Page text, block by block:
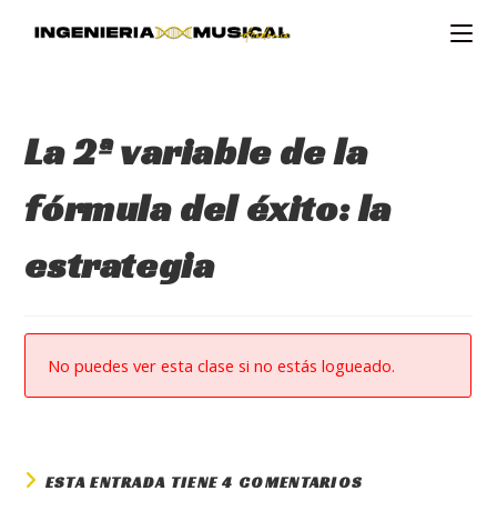
La 2ª variable de la
fórmula del éxito: la
estrategia
No puedes ver esta clase si no estás logueado.
ESTA ENTRADA TIENE 4 COMENTARIOS